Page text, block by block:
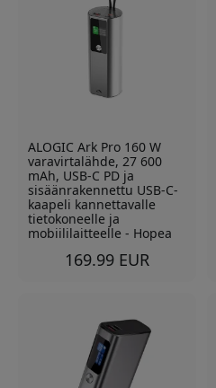
ALOGIC Ark Pro 160 W
varavirtalähde, 27 600
mAh, USB-C PD ja
sisäänrakennettu USB-C-
kaapeli kannettavalle
tietokoneelle ja
mobiililaitteelle - Hopea
169.99 EUR